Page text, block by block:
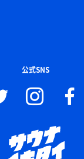
公式SNS